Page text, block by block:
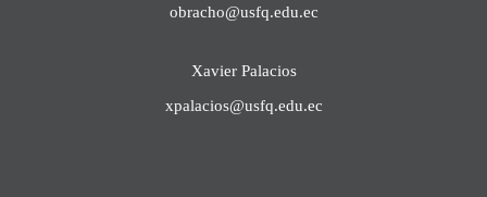
obracho@usfq.edu.ec
Xavier Palacios
xpalacios@usfq.edu.ec